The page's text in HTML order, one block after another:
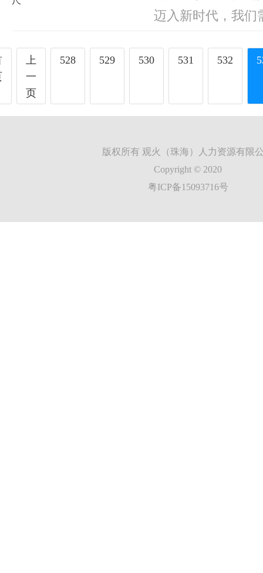
迈入新时代，我们
上
一
页
528 529 530 531 532
版权所有 观火（珠海）人力资源有限
Copyright © 2020
粤ICP备15093716号